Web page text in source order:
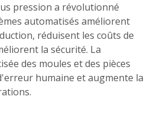
pression a révolutionné
automatisés améliorent
réduisent les coûts de
la sécurité. La
des moules et des pièces
humaine et augmente la